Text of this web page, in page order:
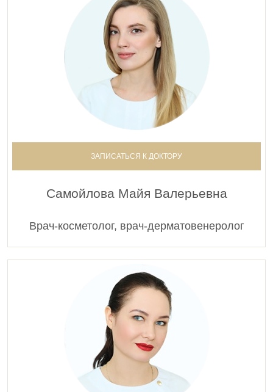
ЗАПИСАТЬСЯ К ДОКТОРУ
Самойлова Майя Валерьевна
Врач-косметолог, врач-дерматовенеролог